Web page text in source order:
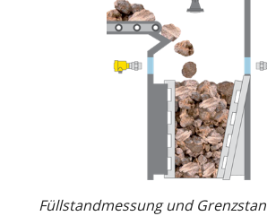
Füllstandmessung und